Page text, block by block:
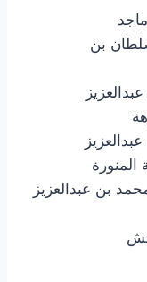
بن
بن عبدالعزيز